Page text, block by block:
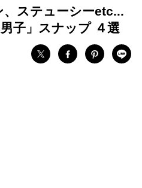
ステューシーetc...
子」スナップ ４選